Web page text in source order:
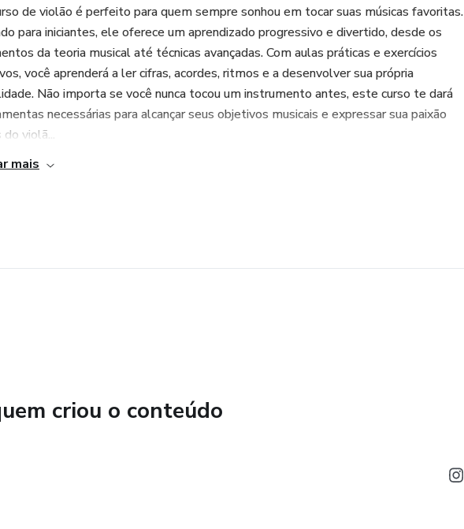
de violão é perfeito para quem sempre sonhou em tocar suas músicas favoritas.
para iniciantes, ele oferece um aprendizado progressivo e divertido, desde os
da teoria musical até técnicas avançadas. Com aulas práticas e exercícios
você aprenderá a ler cifras, acordes, ritmos e a desenvolver sua própria
Não importa se você nunca tocou um instrumento antes, este curso te dará
necessárias para alcançar seus objetivos musicais e expressar sua paixão
violã...
mais
criou o conteúdo